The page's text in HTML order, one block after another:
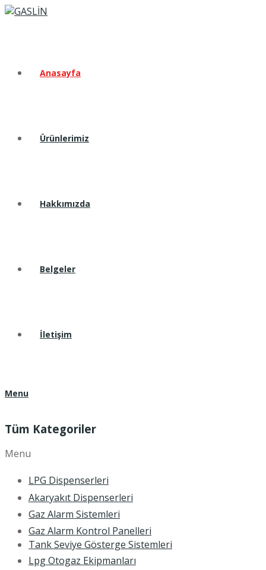
Anasayfa
Ürünlerimiz
Hakkımızda
Belgeler
İletişim
Menu
Tüm Kategoriler
Menu
LPG Dispenserleri
Akaryakıt Dispenserleri
Gaz Alarm Sistemleri
Gaz Alarm Kontrol Panelleri
Tank Seviye Gösterge Sistemleri
Lpg Otogaz Ekipmanları